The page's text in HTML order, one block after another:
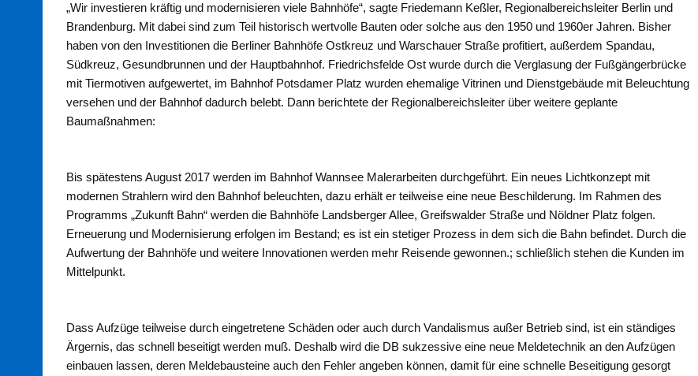
„Wir investieren kräftig und modernisieren viele Bahnhöfe“, sagte Friedemann Keßler, Regionalbereichsleiter Berlin und
Brandenburg. Mit dabei sind zum Teil historisch wertvolle Bauten oder solche aus den 1950 und 1960er Jahren. Bisher
haben von den Investitionen die Berliner Bahnhöfe Ostkreuz und Warschauer Straße profitiert, außerdem Spandau,
Südkreuz, Gesundbrunnen und der Hauptbahnhof. Friedrichsfelde Ost wurde durch die Verglasung der Fußgängerbrücke
mit Tiermotiven aufgewertet, im Bahnhof Potsdamer Platz wurden ehemalige Vitrinen und Dienstgebäude mit Beleuchtung
versehen und der Bahnhof dadurch belebt. Dann berichtete der Regionalbereichsleiter über weitere geplante
Baumaßnahmen:
Bis spätestens August 2017 werden im Bahnhof Wannsee Malerarbeiten durchgeführt. Ein neues Lichtkonzept mit
modernen Strahlern wird den Bahnhof beleuchten, dazu erhält er teilweise eine neue Beschilderung. Im Rahmen des
Programms „Zukunft Bahn“ werden die Bahnhöfe Landsberger Allee, Greifswalder Straße und Nöldner Platz folgen.
Erneuerung und Modernisierung erfolgen im Bestand; es ist ein stetiger Prozess in dem sich die Bahn befindet. Durch die
Aufwertung der Bahnhöfe und weitere Innovationen werden mehr Reisende gewonnen.; schließlich stehen die Kunden im
Mittelpunkt.
Dass Aufzüge teilweise durch eingetretene Schäden oder auch durch Vandalismus außer Betrieb sind, ist ein ständiges
Ärgernis, das schnell beseitigt werden muß. Deshalb wird die DB sukzessive eine neue Meldetechnik an den Aufzügen
einbauen lassen, deren Meldebausteine auch den Fehler angeben können, damit für eine schnelle Beseitigung gesorgt